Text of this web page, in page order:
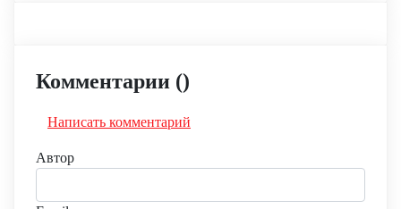
Комментарии ()
Написать комментарий
Автор